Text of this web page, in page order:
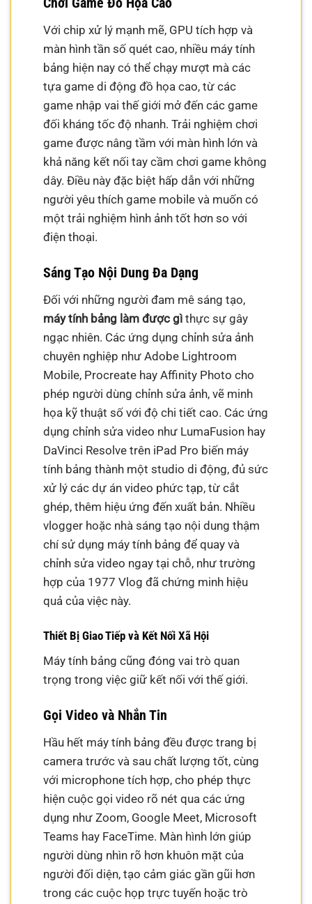
Với chip xử lý mạnh mẽ, GPU tích hợp và
màn hình tần số quét cao, nhiều máy tính
bảng hiện nay có thể chạy mượt mà các
tựa game di động đồ họa cao, từ các
game nhập vai thế giới mở đến các game
đối kháng tốc độ nhanh. Trải nghiệm chơi
game được nâng tầm với màn hình lớn và
khả năng kết nối tay cầm chơi game không
dây. Điều này đặc biệt hấp dẫn với những
người yêu thích game mobile và muốn có
một trải nghiệm hình ảnh tốt hơn so với
điện thoại.
Sáng Tạo Nội Dung Đa Dạng
Đối với những người đam mê sáng tạo,
máy tính bảng làm được gì thực sự gây
ngạc nhiên. Các ứng dụng chỉnh sửa ảnh
chuyên nghiệp như Adobe Lightroom
Mobile, Procreate hay Affinity Photo cho
phép người dùng chỉnh sửa ảnh, vẽ minh
họa kỹ thuật số với độ chi tiết cao. Các ứng
dụng chỉnh sửa video như LumaFusion hay
DaVinci Resolve trên iPad Pro biến máy
tính bảng thành một studio di động, đủ sức
xử lý các dự án video phức tạp, từ cắt
ghép, thêm hiệu ứng đến xuất bản. Nhiều
vlogger hoặc nhà sáng tạo nội dung thậm
chí sử dụng máy tính bảng để quay và
chỉnh sửa video ngay tại chỗ, như trường
hợp của 1977 Vlog đã chứng minh hiệu
quả của việc này.
Thiết Bị Giao Tiếp và Kết Nối Xã Hội
Máy tính bảng cũng đóng vai trò quan
trọng trong việc giữ kết nối với thế giới.
Gọi Video và Nhắn Tin
Hầu hết máy tính bảng đều được trang bị
camera trước và sau chất lượng tốt, cùng
với microphone tích hợp, cho phép thực
hiện cuộc gọi video rõ nét qua các ứng
dụng như Zoom, Google Meet, Microsoft
Teams hay FaceTime. Màn hình lớn giúp
người dùng nhìn rõ hơn khuôn mặt của
người đối diện, tạo cảm giác gần gũi hơn
trong các cuộc họp trực tuyến hoặc trò